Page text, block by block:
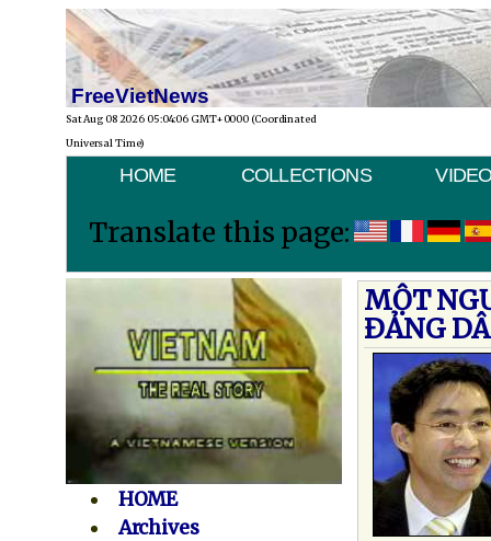
FreeVietNews
Sat Aug 08 2026 05:04:06 GMT+0000 (Coordinated
Universal Time)
HOME COLLECTIONS
Translate this page:
HOME
Archives
MỘT
ÐẢNG